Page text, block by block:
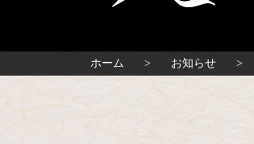
ホーム お知らせ